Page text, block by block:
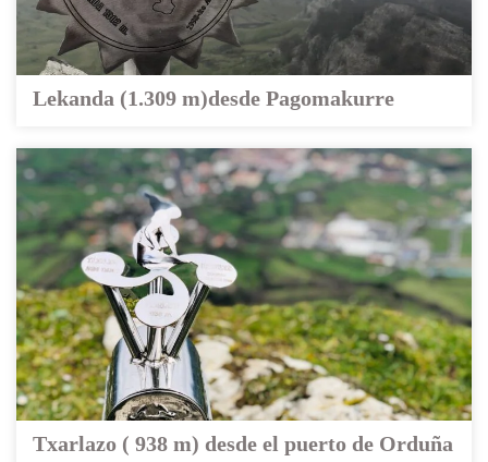
Lekanda (1.309 m)desde Pagomakurre
Txarlazo ( 938 m) desde el puerto de Orduña